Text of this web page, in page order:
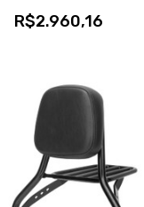
R$2.960,16